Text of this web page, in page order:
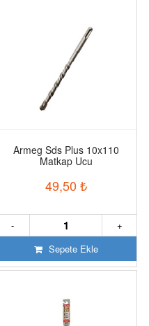
Armeg Sds Plus 10x110
Matkap Ucu
49,50 ₺
+
-
Sepete Ekle